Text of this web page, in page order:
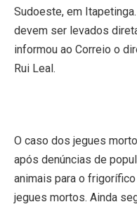
Sudoeste, em
devem ser levados
informou ao Correio o
Rui Leal.
O caso dos jegues
após denúncias de
animais para o
jegues mortos. Ainda